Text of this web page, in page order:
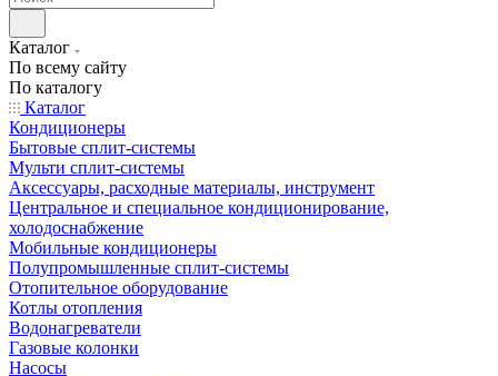
Каталог
По всему сайту
По каталогу
Каталог
Кондиционеры
Бытовые сплит-системы
Мульти сплит-системы
Аксессуары, расходные материалы, инструмент
Центральное и специальное кондиционирование,
холодоснабжение
Мобильные кондиционеры
Полупромышленные сплит-системы
Отопительное оборудование
Котлы отопления
Водонагреватели
Газовые колонки
Насосы